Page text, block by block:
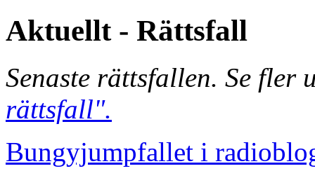
Aktuellt - Rättsfall
Senaste rättsfallen. Se
rättsfall".
Bungyjumpfallet i